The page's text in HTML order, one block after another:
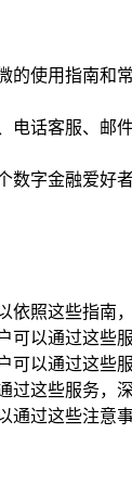
的使用指南
电话客服、
数字金融爱
依照这些指
可以通过这
可以通过这
过这些服务，
通过这些注